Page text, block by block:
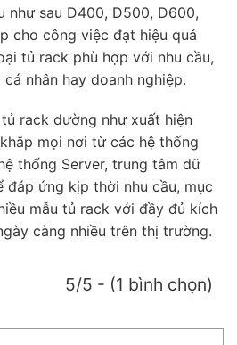
như sau D400, D500, D600,
cho công việc đạt hiệu quả
tủ rack phù hợp với nhu cầu,
nhân hay doanh nghiệp.
rack dường như xuất hiện
mọi nơi từ các hệ thống
thống Server, trung tâm dữ
đáp ứng kịp thời nhu cầu, mục
mẫu tủ rack với đầy đủ kích
càng nhiều trên thị trường.
5/5 - (1 bình chọn)